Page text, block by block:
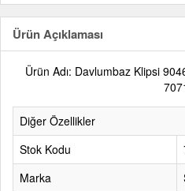
Ürün Açıklaması
Ürün Adı: Davlumbaz Klipsi
Diğer Özellikler
Stok Kodu
Marka